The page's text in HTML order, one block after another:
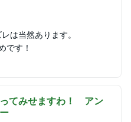
は当然あります。
です！
てみせますわ！ アン